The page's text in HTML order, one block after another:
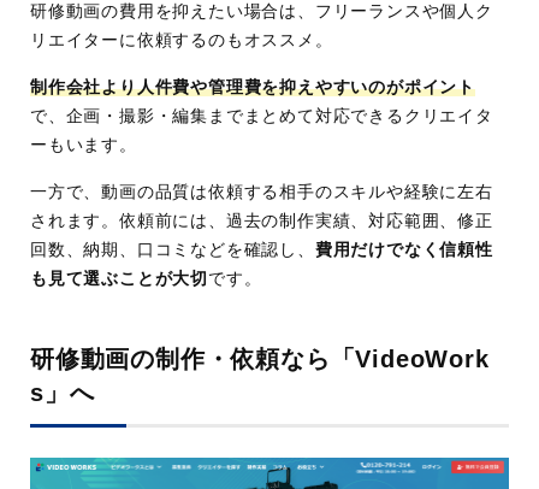
研修動画の費用を抑えたい場合は、フリーランスや個人ク
リエイターに依頼するのもオススメ。
制作会社より人件費や管理費を抑えやすいのがポイント
で、企画・撮影・編集までまとめて対応できるクリエイタ
ーもいます。
一方で、動画の品質は依頼する相手のスキルや経験に左右
されます。依頼前には、過去の制作実績、対応範囲、修正
回数、納期、口コミなどを確認し、 費用だけでなく信頼性
も見て選ぶことが大切 です。
研修動画の制作・依頼なら「VideoWork
s」へ